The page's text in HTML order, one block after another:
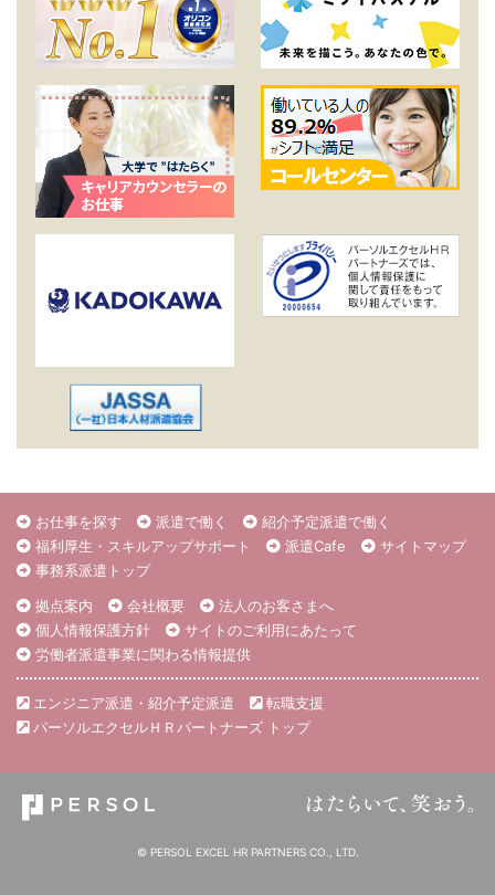
お仕事を探す 派遣で働く
紹介予定派遣で働く
福利厚生・スキルアップサポート
派遣Cafe
サイトマップ
事務系派遣トップ
拠点案内
会社概要
法人のお客さまへ
個人情報保護方針
サイトのご利用にあたって
労働者派遣事業に関わる情報提供
エンジニア派遣・紹介予定派遣
転職支援
パーソルエクセルＨＲパートナーズ トップ
© PERSOL EXCEL HR PARTNERS CO., LTD.